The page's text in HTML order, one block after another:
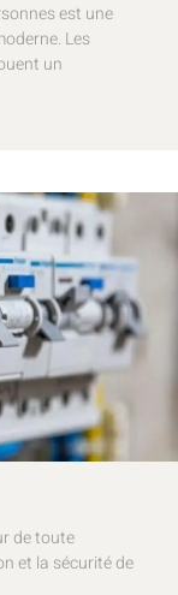
est une
Les
un
de toute
et la sécurité de